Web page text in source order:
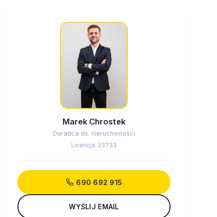
Marek Chrostek
Doradca ds. nieruchomości
Licencja: 23733
690 692 915
WYŚLIJ EMAIL